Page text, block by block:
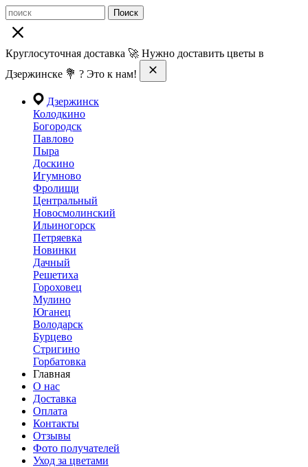
Поиск
Круглосуточная доставка 🚀 Нужно доставить цветы в
Дзержинске 💐 ? Это к нам!
Дзержинск
Колодкино
Богородск
Павлово
Пыра
Доскино
Игумново
Фролищи
Центральный
Новосмолинский
Ильиногорск
Петряевка
Новинки
Дачный
Решетиха
Гороховец
Мулино
Юганец
Володарск
Бурцево
Стригино
Горбатовка
Главная
О нас
Доставка
Оплата
Контакты
Отзывы
Фото получателей
Уход за цветами